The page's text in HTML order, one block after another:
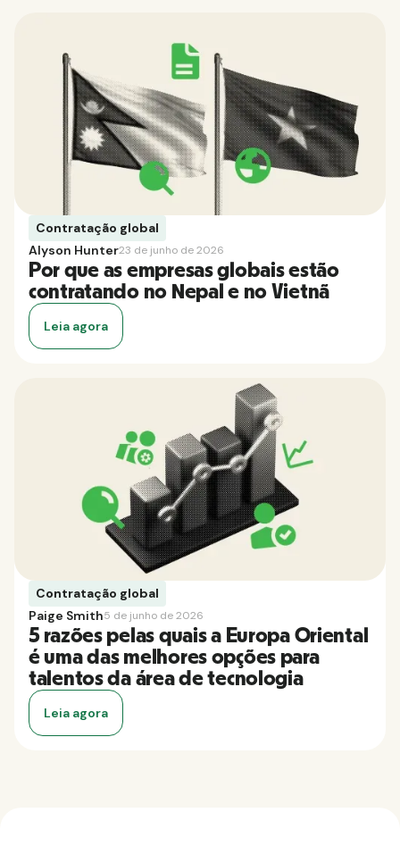
Contratação global
Alyson Hunter23 de junho de 2026
Por que as empresas globais estão
contratando no Nepal e no Vietnã
Leia agora
Contratação global
Paige Smith5 de junho de 2026
5 razões pelas quais a Europa Oriental
é uma das melhores opções para
talentos da área de tecnologia
Leia agora